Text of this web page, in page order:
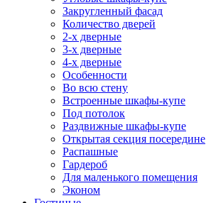
Закругленный фасад
Количество дверей
2-х дверные
3-х дверные
4-х дверные
Особенности
Во всю стену
Встроенные шкафы-купе
Под потолок
Раздвижные шкафы-купе
Открытая секция посередине
Распашные
Гардероб
Для маленького помещения
Эконом